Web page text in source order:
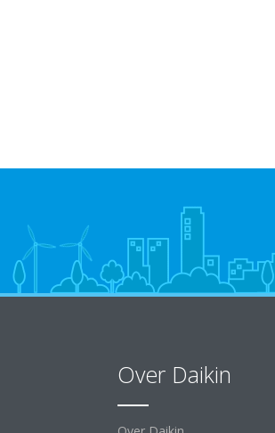
Over Daikin